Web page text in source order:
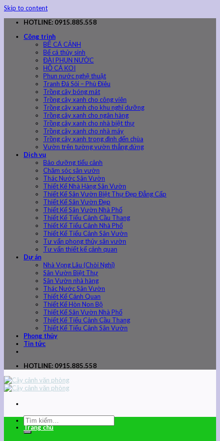
Skip to content
HOTLINE: 0915.885.558
Công trình
BỂ CÁ CẢNH
Bể cá thủy sinh
ĐÀI PHUN NƯỚC
HỒ CÁ KOI
Phun nước nghệ thuật
Tranh Đá Sỏi – Phù Điêu
Trồng cây bóng mát
Trồng cây xanh cho công viên
Trồng cây xanh cho khu nghỉ dưỡng
Trồng cây xanh cho ngân hàng
Trồng cây xanh cho nhà biệt thự
Trồng cây xanh cho nhà máy
Trồng cây xanh trong đình đến chùa
Vườn trên tường vườn thẳng đứng
Dịch vụ
Bảo dưỡng tiểu cảnh
Chăm sóc sân vườn
Thác Nước Sân Vườn
Thiết Kế Nhà Hàng Sân Vườn
Thiết Kế Sân Vườn Biệt Thự Đẹp Đẳng Cấp
Thiết Kế Sân Vườn Đẹp
Thiết Kế Sân Vườn Nhà Phố
Thiết Kế Tiểu Cảnh Cầu Thang
Thiết Kế Tiểu Cảnh Nhà Phố
Thiết Kế Tiểu Cảnh Sân Vườn
Tư vấn phong thủy sân vườn
Tư vấn thiết kế cảnh quan
Dự án
Nhà Vọng Lâu (Chòi Nghỉ)
Sân Vườn Biệt Thự
Sân Vườn nhà hàng
Thác Nước Sân Vườn
Thiết Kế Cảnh Quan
Thiết Kế Hòn Non Bộ
Thiết Kế Sân Vườn Nhà Phố
Thiết Kế Tiểu Cảnh Cầu Thang
Thiết Kế Tiểu Cảnh Sân Vườn
Phong thủy
Tin tức
HOTLINE: 0915.885.558
Trang chủ